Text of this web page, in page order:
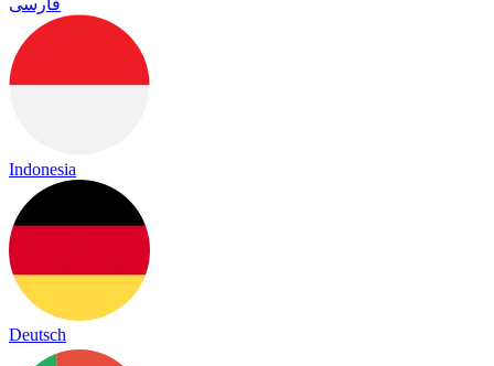
فارسی
Indonesia
Deutsch